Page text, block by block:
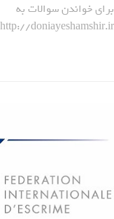
برای خواندن سوالات به